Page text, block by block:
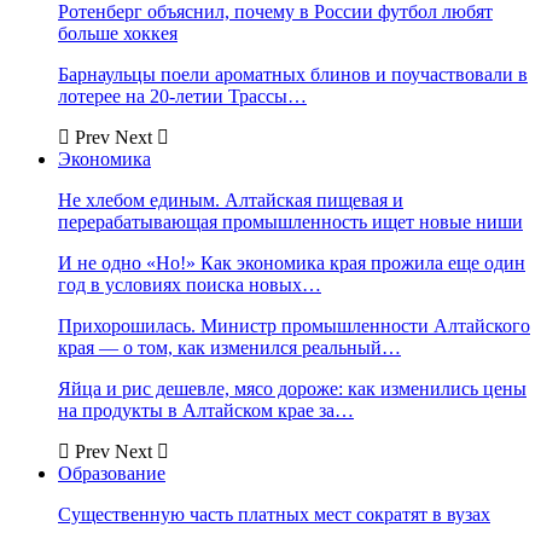
Ротенберг объяснил, почему в России футбол любят
больше хоккея
Барнаульцы поели ароматных блинов и поучаствовали в
лотерее на 20-летии Трассы…
Prev Next
Экономика
Не хлебом единым. Алтайская пищевая и
перерабатывающая промышленность ищет новые ниши
И не одно «Но!» Как экономика края прожила еще один
год в условиях поиска новых…
Прихорошилась. Министр промышленности Алтайского
края — о том, как изменился реальный…
Яйца и рис дешевле, мясо дороже: как изменились цены
на продукты в Алтайском крае за…
Prev Next
Образование
Существенную часть платных мест сократят в вузах